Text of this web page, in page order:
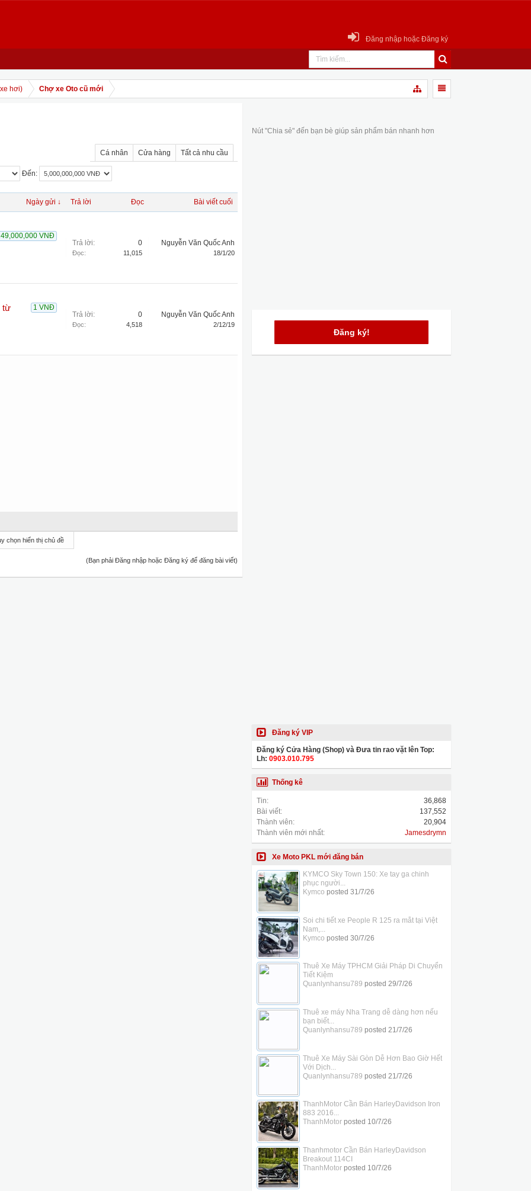
Đăng nhập hoặc Đăng ký
hơi) Chợ xe Oto cũ mới
Cá nhân Cửa hàng Tất cả nhu cầu
Đến:
Ngày gửi ↓ Trả lời Đọc Bài viết cuối
VNĐ
Trả lời:
0
Đọc: 11,015
Nguyễn Văn Quốc Anh
18/1/20
1 VNĐ
từ
Trả lời: 0
Đọc: 4,518
Nguyễn Văn Quốc Anh
2/12/19
chọn hiển thị chủ đề
(Bạn phải Đăng nhập hoặc Đăng ký để đăng bài viết)
Nút "Chia sẻ" đến bạn bè giúp sản phẩm bán nhanh hơn
Đăng ký!
Đăng ký VIP
Đăng ký Cửa Hàng (Shop) và Đưa tin rao vặt lên Top:
Lh: 0903.010.795
Thống kê
Tin:
36,868
Bài viết:
137,552
Thành viên:
20,904
Thành viên mới nhất:
Jamesdrymn
Xe Moto PKL mới đăng bán
KYMCO Sky Town 150: Xe tay ga chinh
phục người...
Kymco posted 31/7/26
Soi chi tiết xe People R 125 ra mắt tại Việt
Nam,...
Kymco posted 30/7/26
Thuê Xe Máy TPHCM Giải Pháp Di Chuyển
Tiết Kiệm
Quanlynhansu789 posted 29/7/26
Thuê xe máy Nha Trang dễ dàng hơn nếu
bạn biết...
Quanlynhansu789 posted 21/7/26
Thuê Xe Máy Sài Gòn Dễ Hơn Bao Giờ Hết
Với Dịch...
Quanlynhansu789 posted 21/7/26
ThanhMotor Cần Bán HarleyDavidson Iron
883 2016...
ThanhMotorposted 10/7/26
Thanhmotor Cần Bán HarleyDavidson
Breakout 114CI
ThanhMotorposted 10/7/26